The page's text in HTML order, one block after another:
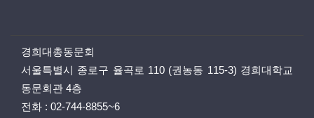
경희대총동문회
서울특별시 종로구 율곡로 110 (권농동 115-3) 경희대학교
동문회관 4층
전화 : 02-744-8855~6